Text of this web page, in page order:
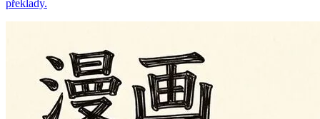
překlady.